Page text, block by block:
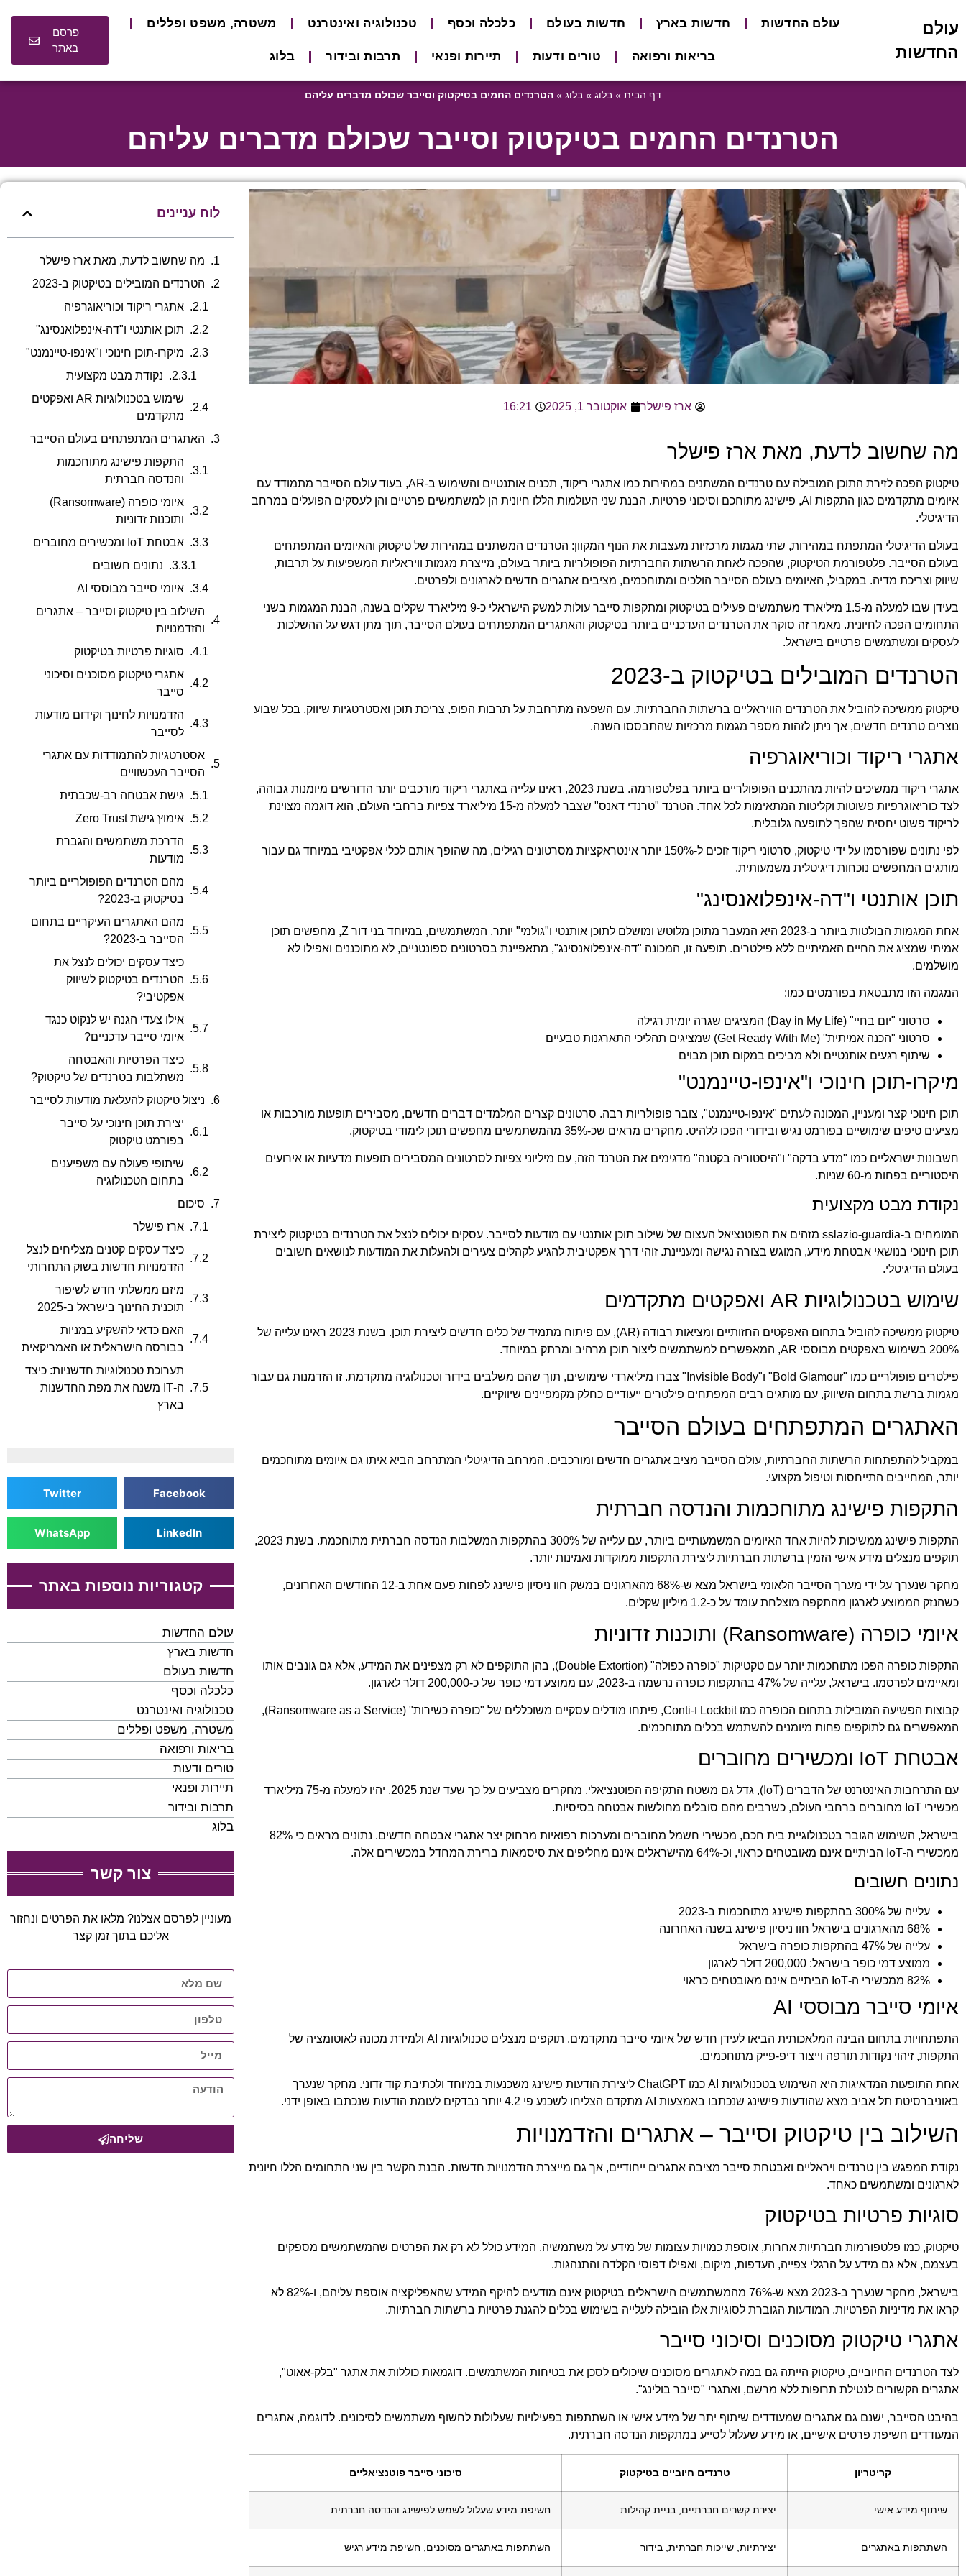
עולם
החדשות
עולם החדשות חדשות בארץ חדשות בעולם כלכלה וכסף טכנולוגיה ואינטרנט משטרה, משפט ופללים
בריאות ורפואה טורים ודעות תיירות ופנאי תרבות ובידור בלוג
פרסם
באתר
דף הבית » בלוג » בלוג » הטרנדים החמים בטיקטוק וסייבר שכולם מדברים עליהם
הטרנדים החמים בטיקטוק וסייבר שכולם מדברים עליהם
ארז פישלר אוקטובר 1, 2025 16:21
מה שחשוב לדעת, מאת ארז פישלר
טיקטוק הפכה לזירת התוכן המובילה עם טרנדים המשתנים במהירות כמו אתגרי ריקוד, תכנים אותנטיים והשימוש ב-AR, בעוד עולם הסייבר מתמודד עם
איומים מתקדמים כגון התקפות AI, פישינג מתוחכם וסיכוני פרטיות. הבנת שני העולמות הללו חיונית הן למשתמשים פרטיים והן לעסקים הפועלים במרחב
הדיגיטלי.
בעולם הדיגיטלי המתפתח במהירות, שתי מגמות מרכזיות מעצבות את הנוף המקוון: הטרנדים המשתנים במהירות של טיקטוק והאיומים המתפתחים
בעולם הסייבר. פלטפורמת הטיקטוק, שהפכה לאחת הרשתות החברתיות הפופולריות ביותר בעולם, מייצרת מגמות וויראליות המשפיעות על תרבות,
שיווק וצריכת מדיה. במקביל, האיומים בעולם הסייבר הולכים ומתוחכמים, מציבים אתגרים חדשים לארגונים ולפרטים.
בעידן שבו למעלה מ-1.5 מיליארד משתמשים פעילים בטיקטוק ומתקפות סייבר עולות למשק הישראלי כ-9 מיליארד שקלים בשנה, הבנת המגמות בשני
התחומים הפכה לחיונית. מאמר זה סוקר את הטרנדים העדכניים ביותר בטיקטוק והאתגרים המתפתחים בעולם הסייבר, תוך מתן דגש על ההשלכות
לעסקים ומשתמשים פרטיים בישראל.
הטרנדים המובילים בטיקטוק ב-2023
טיקטוק ממשיכה להוביל את הטרנדים הוויראליים ברשתות החברתיות, עם השפעה מתרחבת על תרבות הפופ, צריכת תוכן ואסטרטגיות שיווק. בכל שבוע
נוצרים טרנדים חדשים, אך ניתן לזהות מספר מגמות מרכזיות שהתבססו השנה.
אתגרי ריקוד וכוריאוגרפיה
אתגרי ריקוד ממשיכים להיות מהתכנים הפופולריים ביותר בפלטפורמה. בשנת 2023, ראינו עלייה באתגרי ריקוד מורכבים יותר הדורשים מיומנות גבוהה,
לצד כוריאוגרפיות פשוטות וקליטות המתאימות לכל אחד. הטרנד "טרנדי דאנס" שצבר למעלה מ-15 מיליארד צפיות ברחבי העולם, הוא דוגמה מצוינת
לריקוד פשוט יחסית שהפך לתופעה גלובלית.
לפי נתונים שפורסמו על ידי טיקטוק, סרטוני ריקוד זוכים ל-150% יותר אינטראקציות מסרטונים רגילים, מה שהופך אותם לכלי אפקטיבי במיוחד גם עבור
מותגים המחפשים נוכחות דיגיטלית משמעותית.
תוכן אותנטי ו"דה-אינפלואנסינג"
אחת המגמות הבולטות ביותר ב-2023 היא המעבר מתוכן מלוטש ומושלם לתוכן אותנטי ו"גולמי" יותר. המשתמשים, במיוחד בני דור Z, מחפשים תוכן
אמיתי שמציג את החיים האמיתיים ללא פילטרים. תופעה זו, המכונה "דה-אינפלואנסינג", מתאפיינת בסרטונים ספונטניים, לא מתוכננים ואפילו לא
מושלמים.
המגמה הזו מתבטאת בפורמטים כמו:
סרטוני "יום בחיי" (Day in My Life) המציגים שגרה יומית רגילה
סרטוני "הכנה אמיתית" (Get Ready With Me) שמציגים תהליכי התארגנות טבעיים
שיתוף רגעים אותנטיים ולא מביכים במקום תוכן מבוים
מיקרו-תוכן חינוכי ו"אינפו-טיינמנט"
תוכן חינוכי קצר ומעניין, המכונה לעתים "אינפו-טיינמנט", צובר פופולריות רבה. סרטונים קצרים המלמדים דברים חדשים, מסבירים תופעות מורכבות או
מציעים טיפים שימושיים בפורמט נגיש ובידורי הפכו ללהיט. מחקרים מראים שכ-35% מהמשתמשים מחפשים תוכן לימודי בטיקטוק.
חשבונות ישראליים כמו "מדע בדקה" ו"היסטוריה בקטנה" מדגימים את הטרנד הזה, עם מיליוני צפיות לסרטונים המסבירים תופעות מדעיות או אירועים
היסטוריים בפחות מ-60 שניות.
נקודת מבט מקצועית
המומחים ב-sslazio-guardia מזהים את הפוטנציאל העצום של שילוב תוכן אותנטי עם מודעות לסייבר. עסקים יכולים לנצל את הטרנדים בטיקטוק ליצירת
תוכן חינוכי בנושאי אבטחת מידע, המוגש בצורה נגישה ומעניינת. זוהי דרך אפקטיבית להגיע לקהלים צעירים ולהעלות את המודעות לנושאים חשובים
בעולם הדיגיטלי.
שימוש בטכנולוגיות AR ואפקטים מתקדמים
טיקטוק ממשיכה להוביל בתחום האפקטים החזותיים ומציאות רבודה (AR), עם פיתוח מתמיד של כלים חדשים ליצירת תוכן. בשנת 2023 ראינו עלייה של
200% בשימוש באפקטים מבוססי AR, המאפשרים למשתמשים ליצור תוכן מרהיב ומרתק במיוחד.
פילטרים פופולריים כמו "Bold Glamour" ו"Invisible Body" צברו מיליארדי שימושים, תוך שהם משלבים בידור וטכנולוגיה מתקדמת. זו הזדמנות גם עבור
מגמות ברשת בתחום השיווק, עם מותגים רבים המפתחים פילטרים ייעודיים כחלק מקמפיינים שיווקיים.
האתגרים המתפתחים בעולם הסייבר
במקביל להתפתחות הרשתות החברתיות, עולם הסייבר מציב אתגרים חדשים ומורכבים. המרחב הדיגיטלי המתרחב הביא איתו גם איומים מתוחכמים
יותר, המחייבים התייחסות וטיפול מקצועי.
התקפות פישינג מתוחכמות והנדסה חברתית
התקפות פישינג ממשיכות להיות אחד האיומים המשמעותיים ביותר, עם עלייה של 300% בהתקפות המשלבות הנדסה חברתית מתוחכמת. בשנת 2023,
תוקפים מנצלים מידע אישי הזמין ברשתות חברתיות ליצירת התקפות ממוקדות ואמינות יותר.
מחקר שנערך על ידי מערך הסייבר הלאומי בישראל מצא ש-68% מהארגונים במשק חוו ניסיון פישינג לפחות פעם אחת ב-12 החודשים האחרונים,
כשהנזק הממוצע לארגון מהתקפה מוצלחת עומד על כ-1.2 מיליון שקלים.
איומי כופרה (Ransomware) ותוכנות זדוניות
התקפות כופרה הפכו מתוחכמות יותר עם טקטיקות "כופרה כפולה" (Double Extortion), בהן התוקפים לא רק מצפינים את המידע, אלא גם גונבים אותו
ומאיימים לפרסמו. בישראל, עלייה של 47% בהתקפות כופרה נרשמה ב-2023, עם ממוצע דמי כופר של כ-200,000 דולר לארגון.
קבוצות הפשיעה המובילות בתחום הכופרה כמו Lockbit ו-Conti, פיתחו מודלים עסקיים משוכללים של "כופרה כשירות" (Ransomware as a Service),
המאפשרים גם לתוקפים פחות מיומנים להשתמש בכלים מתוחכמים.
אבטחת IoT ומכשירים מחוברים
עם התרחבות האינטרנט של הדברים (IoT), גדל גם משטח התקיפה הפוטנציאלי. מחקרים מצביעים על כך שעד שנת 2025, יהיו למעלה מ-75 מיליארד
מכשירי IoT מחוברים ברחבי העולם, כשרבים מהם סובלים מחולשות אבטחה בסיסיות.
בישראל, השימוש הגובר בטכנולוגיית בית חכם, מכשירי חשמל מחוברים ומערכות רפואיות מרחוק יצר אתגרי אבטחה חדשים. נתונים מראים כי 82%
ממכשירי ה-IoT הביתיים אינם מאובטחים כראוי, וכ-64% מהישראלים אינם מחליפים את סיסמאות ברירת המחדל במכשירים אלה.
נתונים חשובים
עלייה של 300% בהתקפות פישינג מתוחכמות ב-2023
68% מהארגונים בישראל חוו ניסיון פישינג בשנה האחרונה
עלייה של 47% בהתקפות כופרה בישראל
ממוצע דמי כופר בישראל: 200,000 דולר לארגון
82% ממכשירי ה-IoT הביתיים אינם מאובטחים כראוי
איומי סייבר מבוססי AI
התפתחויות בתחום הבינה המלאכותית הביאו לעידן חדש של איומי סייבר מתקדמים. תוקפים מנצלים טכנולוגיות AI ולמידת מכונה לאוטומציה של
התקפות, זיהוי נקודות תורפה וייצור דיפ-פייק מתוחכמים.
אחת התופעות המדאיגות היא השימוש בטכנולוגיות AI כמו ChatGPT ליצירת הודעות פישינג משכנעות במיוחד ולכתיבת קוד זדוני. מחקר שנערך
באוניברסיטת תל אביב מצא שהודעות פישינג שנכתבו באמצעות AI מתקדם הצליחו לשכנע פי 4.2 יותר נבדקים לעומת הודעות שנכתבו באופן ידני.
השילוב בין טיקטוק וסייבר – אתגרים והזדמנויות
נקודת המפגש בין טרנדים ויראליים ואבטחת סייבר מציבה אתגרים ייחודיים, אך גם מייצרת הזדמנויות חדשות. הבנת הקשר בין שני התחומים הללו חיונית
לארגונים ומשתמשים כאחד.
סוגיות פרטיות בטיקטוק
טיקטוק, כמו פלטפורמות חברתיות אחרות, אוספת כמויות עצומות של מידע על משתמשיה. המידע כולל לא רק את הפרטים שהמשתמשים מספקים
בעצמם, אלא גם מידע על הרגלי צפייה, העדפות, מיקום, ואפילו דפוסי הקלדה והתנהגות.
בישראל, מחקר שנערך ב-2023 מצא ש-76% מהמשתמשים הישראלים בטיקטוק אינם מודעים להיקף המידע שהאפליקציה אוספת עליהם, ו-82% לא
קראו את מדיניות הפרטיות. המודעות הגוברת לסוגיות אלו הובילה לעלייה בשימוש בכלים להגנת פרטיות ברשתות חברתיות.
אתגרי טיקטוק מסוכנים וסיכוני סייבר
לצד הטרנדים החיוביים, טיקטוק הייתה גם במה לאתגרים מסוכנים שיכולים לסכן את בטיחות המשתמשים. דוגמאות כוללות את אתגר "בלק-אאוט",
אתגרים הקשורים לנטילת תרופות ללא מרשם, ואתגרי "סייבר בולינג".
בהיבט הסייבר, ישנם גם אתגרים שמעודדים שיתוף יתר של מידע אישי או השתתפות בפעילויות שעלולות לחשוף משתמשים לסיכונים. לדוגמה, אתגרים
המעודדים חשיפת פרטים אישיים, או מידע שעלול לסייע במתקפות הנדסה חברתית.
קריטריון טרנדים חיוביים בטיקטוק סיכוני סייבר פוטנציאליים
שיתוף מידע אישי יצירת קשרים חברתיים, בניית קהילות חשיפת מידע שעלול לשמש לפישינג והנדסה חברתית
השתתפות באתגרים יצירתיות, שייכות חברתית, בידור השתתפות באתגרים מסוכנים, חשיפת מידע רגיש
לוח עניינים
מה שחשוב לדעת, מאת ארז פישלר
הטרנדים המובילים בטיקטוק ב-2023
אתגרי ריקוד וכוריאוגרפיה
תוכן אותנטי ו"דה-אינפלואנסינג"
מיקרו-תוכן חינוכי ו"אינפו-טיינמנט"
נקודת מבט מקצועית
שימוש בטכנולוגיות AR ואפקטים
מתקדמים
האתגרים המתפתחים בעולם הסייבר
התקפות פישינג מתוחכמות
והנדסה חברתית
איומי כופרה (Ransomware)
ותוכנות זדוניות
אבטחת IoT ומכשירים מחוברים
נתונים חשובים
איומי סייבר מבוססי AI
השילוב בין טיקטוק וסייבר – אתגרים
והזדמנויות
סוגיות פרטיות בטיקטוק
אתגרי טיקטוק מסוכנים וסיכוני
סייבר
הזדמנויות לחינוך וקידום מודעות
לסייבר
אסטרטגיות להתמודדות עם אתגרי
הסייבר העכשוויים
גישת אבטחה רב-שכבתית
אימוץ גישת Zero Trust
הדרכת משתמשים והגברת
מודעות
מהם הטרנדים הפופולריים ביותר
בטיקטוק ב-2023?
מהם האתגרים העיקריים בתחום
הסייבר ב-2023?
כיצד עסקים יכולים לנצל את
הטרנדים בטיקטוק לשיווק
אפקטיבי?
אילו צעדי הגנה יש לנקוט כנגד
איומי סייבר עדכניים?
כיצד הפרטיות והאבטחה
משתלבות בטרנדים של טיקטוק?
ניצול טיקטוק להעלאת מודעות לסייבר
יצירת תוכן חינוכי על סייבר
בפורמט טיקטוק
שיתופי פעולה עם משפיענים
בתחום הטכנולוגיה
סיכום
ארז פישלר
כיצד עסקים קטנים מצליחים לנצל
הזדמנויות חדשות בשוק התחרותי
מיזם ממשלתי חדש לשיפור
תוכנית החינוך בישראל ב-2025
האם כדאי להשקיע במניות
בבורסה הישראלית או האמריקאית
תערוכת טכנולוגיות חדשניות: כיצד
ה-IT משנה את מפת החדשנות
בארץ
Facebook
Twitter
LinkedIn
WhatsApp
קטגוריות נוספות באתר
עולם החדשות
חדשות בארץ
חדשות בעולם
כלכלה וכסף
טכנולוגיה ואינטרנט
משטרה, משפט ופללים
בריאות ורפואה
טורים ודעות
תיירות ופנאי
תרבות ובידור
בלוג
צור קשר
מעוניין לפרסם אצלנו? מלאו את הפרטים ונחזור
אליכם בתוך זמן קצר
שליחה